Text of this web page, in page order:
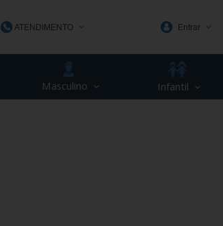
ATENDIMENTO
(48) 3623-1991
Entrar
Masculino Infantil